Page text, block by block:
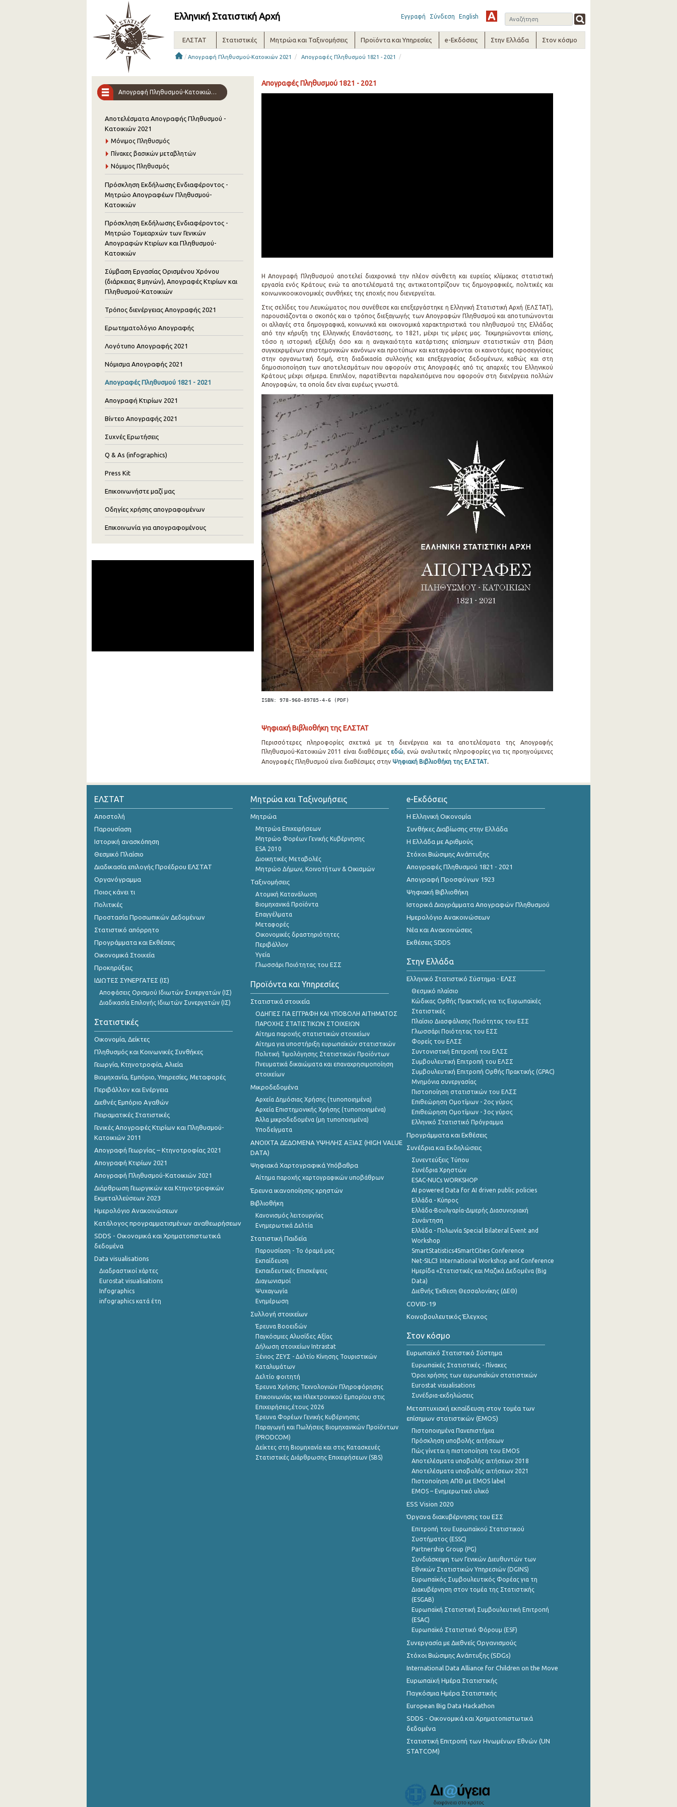
Ελληνική Στατιστική Αρχή Εγγραφή Σύνδεση English
ΕΛΣΤΑΤ Στατιστικές Μητρώα και Ταξινομήσεις Προϊόντα και Υπηρεσίες e-Εκδόσεις Στην Ελλάδα Στον κόσμο
/ Απογραφή Πληθυσμού-Κατοικιών 2021 / Απογραφές Πληθυσμού 1821 - 2021 /
Απογραφή Πληθυσμού-Κατοικιών 2021
Αποτελέσματα Απογραφής Πληθυσμού -
Κατοικιών 2021
Μόνιμος Πληθυσμός
Πίνακες βασικών μεταβλητών
Νόμιμος Πληθυσμός
Πρόσκληση Εκδήλωσης Ενδιαφέροντος -
Μητρώο Απογραφέων Πληθυσμού-
Κατοικιών
Πρόσκληση Εκδήλωσης Ενδιαφέροντος -
Μητρώο Τομεαρχών των Γενικών
Απογραφών Κτιρίων και Πληθυσμού-
Κατοικιών
Σύμβαση Εργασίας Ορισμένου Χρόνου
(διάρκειας 8 μηνών), Απογραφές Κτιρίων και
Πληθυσμού-Κατοικιών
Τρόπος διενέργειας Απογραφής 2021
Ερωτηματολόγιο Απογραφής
Λογότυπο Απογραφής 2021
Νόμισμα Απογραφής 2021
Απογραφές Πληθυσμού 1821 - 2021
Απογραφή Κτιρίων 2021
Βίντεο Απογραφής 2021
Συχνές Ερωτήσεις
Q & As (infographics)
Press Kit
Επικοινωνήστε μαζί μας
Οδηγίες χρήσης απογραφομένων
Επικοινωνία για απογραφομένους
Απογραφές Πληθυσμού 1821 - 2021
Η Απογραφή Πληθυσμού αποτελεί διαχρονικά την πλέον σύνθετη και ευρείας κλίμακας στατιστική
εργασία ενός Κράτους ενώ τα αποτελέσματά της αντικατοπτρίζουν τις δημογραφικές, πολιτικές και
κοινωνικοοικονομικές συνθήκες της εποχής που διενεργείται.
Στις σελίδες του Λευκώματος που συνέθεσε και επεξεργάστηκε η Ελληνική Στατιστική Αρχή (ΕΛΣΤΑΤ),
παρουσιάζονται ο σκοπός και ο τρόπος διεξαγωγής των Απογραφών Πληθυσμού και αποτυπώνονται
οι αλλαγές στα δημογραφικά, κοινωνικά και οικονομικά χαρακτηριστικά του πληθυσμού της Ελλάδας
από την κήρυξη της Ελληνικής Επανάστασης, το 1821, μέχρι τις μέρες μας. Τεκμηριώνονται επίσης,
τόσο η ιστορική εξέλιξη όσο και η αναγκαιότητα κατάρτισης επίσημων στατιστικών στη βάση
συγκεκριμένων επιστημονικών κανόνων και προτύπων και καταγράφονται οι καινοτόμες προσεγγίσεις
στην οργανωτική δομή, στη διαδικασία συλλογής και επεξεργασίας δεδομένων, καθώς και στη
δημοσιοποίηση των αποτελεσμάτων που αφορούν στις Απογραφές από τις απαρχές του Ελληνικού
Κράτους μέχρι σήμερα. Επιπλέον, παρατίθενται παραλειπόμενα που αφορούν στη διενέργεια πολλών
Απογραφών, τα οποία δεν είναι ευρέως γνωστά.
ISBN: 978-960-89785-4-6 (PDF)
Ψηφιακή Βιβλιοθήκη της ΕΛΣΤΑΤ
Περισσότερες πληροφορίες σχετικά με τη διενέργεια και τα αποτελέσματα της Απογραφής
Πληθυσμού-Κατοικιών 2011 είναι διαθέσιμες εδώ, ενώ αναλυτικές πληροφορίες για τις προηγούμενες
Απογραφές Πληθυσμού είναι διαθέσιμες στην Ψηφιακή Βιβλιοθήκη της ΕΛΣΤΑΤ.
ΕΛΣΤΑΤ
Αποστολή
Παρουσίαση
Ιστορική ανασκόπηση
Θεσμικό Πλαίσιο
Διαδικασία επιλογής Προέδρου ΕΛΣΤΑΤ
Οργανόγραμμα
Ποιος κάνει τι
Πολιτικές
Προστασία Προσωπικών Δεδομένων
Στατιστικό απόρρητο
Προγράμματα και Εκθέσεις
Οικονομικά Στοιχεία
Προκηρύξεις
ΙΔΙΩΤΕΣ ΣΥΝΕΡΓΑΤΕΣ (ΙΣ)
Αποφάσεις Ορισμού Ιδιωτών Συνεργατών (ΙΣ)
Διαδικασία Επιλογής Ιδιωτών Συνεργατών (ΙΣ)
Στατιστικές
Οικονομία, Δείκτες
Πληθυσμός και Κοινωνικές Συνθήκες
Γεωργία, Κτηνοτροφία, Αλιεία
Βιομηχανία, Εμπόριο, Υπηρεσίες, Μεταφορές
Περιβάλλον και Ενέργεια
Διεθνές Εμπόριο Αγαθών
Πειραματικές Στατιστικές
Γενικές Απογραφές Κτιρίων και Πληθυσμού-
Κατοικιών 2011
Απογραφή Γεωργίας – Κτηνοτροφίας 2021
Απογραφή Κτιρίων 2021
Απογραφή Πληθυσμού-Κατοικιών 2021
Διάρθρωση Γεωργικών και Κτηνοτροφικών
Εκμεταλλεύσεων 2023
Ημερολόγιο Ανακοινώσεων
Κατάλογος προγραμματισμένων αναθεωρήσεων
SDDS - Οικονομικά και Χρηματοπιστωτικά
δεδομένα
Data visualisations
Διαδραστικοί χάρτες
Eurostat visualisations
Infographics
infographics κατά έτη
Μητρώα και Ταξινομήσεις
Μητρώα
Μητρώα Επιχειρήσεων
Μητρώο Φορέων Γενικής Κυβέρνησης
ESA 2010
Διοικητικές Μεταβολές
Μητρώο Δήμων, Κοινοτήτων & Οικισμών
Ταξινομήσεις
Ατομική Κατανάλωση
Βιομηχανικά Προϊόντα
Επαγγέλματα
Μεταφορές
Οικονομικές δραστηριότητες
Περιβάλλον
Υγεία
Γλωσσάρι Ποιότητας του ΕΣΣ
Προϊόντα και Υπηρεσίες
Στατιστικά στοιχεία
ΟΔΗΓΙΕΣ ΓΙΑ ΕΓΓΡΑΦΗ ΚΑΙ ΥΠΟΒΟΛΗ ΑΙΤΗΜΑΤΟΣ
ΠΑΡΟΧΗΣ ΣΤΑΤΙΣΤΙΚΩΝ ΣΤΟΙΧΕΙΩΝ
Αίτημα παροχής στατιστικών στοιχείων
Αίτημα για υποστήριξη ευρωπαϊκών στατιστικών
Πολιτική Τιμολόγησης Στατιστικών Προϊόντων
Πνευματικά δικαιώματα και επαναχρησιμοποίηση
στοιχείων
Μικροδεδομένα
Αρχεία Δημόσιας Χρήσης (τυποποιημένα)
Αρχεία Επιστημονικής Χρήσης (τυποποιημένα)
Άλλα μικροδεδομένα (μη τυποποιημένα)
Υποδείγματα
ANOIXTA ΔΕΔΟΜΕΝΑ ΥΨΗΛΗΣ ΑΞΙΑΣ (HIGH VALUE
DATA)
Ψηφιακά Χαρτογραφικά Υπόβαθρα
Αίτημα παροχής χαρτογραφικών υποβάθρων
Έρευνα ικανοποίησης χρηστών
Βιβλιοθήκη
Κανονισμός λειτουργίας
Ενημερωτικά Δελτία
Στατιστική Παιδεία
Παρουσίαση - Το όραμά μας
Εκπαίδευση
Εκπαιδευτικές Επισκέψεις
Διαγωνισμοί
Ψυχαγωγία
Ενημέρωση
Συλλογή στοιχείων
Έρευνα Βοοειδών
Παγκόσμιες Αλυσίδες Αξίας
Δήλωση στοιχείων Intrastat
Ξένιος ΖΕΥΣ - Δελτίο Κίνησης Τουριστικών
Καταλυμάτων
Δελτίο φοιτητή
Έρευνα Χρήσης Τεχνολογιών Πληροφόρησης
Επικοινωνίας και Ηλεκτρονικού Εμπορίου στις
Επιχειρήσεις,έτους 2026
Έρευνα Φορέων Γενικής Κυβέρνησης
Παραγωγή και Πωλήσεις Βιομηχανικών Προϊόντων
(PRODCOM)
Δείκτες στη Βιομηχανία και στις Κατασκευές
Στατιστικές Διάρθρωσης Επιχειρήσεων (SBS)
e-Εκδόσεις
Η Ελληνική Οικονομία
Συνθήκες Διαβίωσης στην Ελλάδα
Η Ελλάδα με Αριθμούς
Στόχοι Βιώσιμης Ανάπτυξης
Απογραφές Πληθυσμού 1821 - 2021
Απογραφή Προσφύγων 1923
Ψηφιακή Βιβλιοθήκη
Ιστορικά Διαγράμματα Απογραφών Πληθυσμού
Ημερολόγιο Ανακοινώσεων
Νέα και Ανακοινώσεις
Εκθέσεις SDDS
Στην Ελλάδα
Ελληνικό Στατιστικό Σύστημα - ΕΛΣΣ
Θεσμικό πλαίσιο
Κώδικας Ορθής Πρακτικής για τις Ευρωπαϊκές
Στατιστικές
Πλαίσιο Διασφάλισης Ποιότητας του ΕΣΣ
Γλωσσάρι Ποιότητας του ΕΣΣ
Φορείς του ΕΛΣΣ
Συντονιστική Επιτροπή του ΕΛΣΣ
Συμβουλευτική Επιτροπή του ΕΛΣΣ
Συμβουλευτική Επιτροπή Ορθής Πρακτικής (GPAC)
Μνημόνια συνεργασίας
Πιστοποίηση στατιστικών του ΕΛΣΣ
Επιθεώρηση Ομοτίμων - 2ος γύρος
Επιθεώρηση Ομοτίμων - 3ος γύρος
Ελληνικό Στατιστικό Πρόγραμμα
Προγράμματα και Εκθέσεις
Συνέδρια και Εκδηλώσεις
Συνεντεύξεις Τύπου
Συνέδρια Χρηστών
ESAC-NUCs WORKSHOP
AI powered Data for AI driven public policies
Ελλάδα - Κύπρος
Ελλάδα-Βουλγαρία-Διμερής Διασυνοριακή
Συνάντηση
Ελλάδα - Πολωνία Special Bilateral Event and
Workshop
SmartStatistics4SmartCities Conference
Net-SILC3 International Workshop and Conference
Ημερίδα «Στατιστικές και Μαζικά Δεδομένα (Big
Data)
Διεθνής Έκθεση Θεσσαλονίκης (ΔΕΘ)
COVID-19
Κοινοβουλευτικός Έλεγχος
Στον κόσμο
Ευρωπαϊκό Στατιστικό Σύστημα
Ευρωπαϊκές Στατιστικές - Πίνακες
Όροι χρήσης των ευρωπαΪκών στατιστικών
Eurostat visualisations
Συνέδρια-εκδηλώσεις
Μεταπτυχιακή εκπαίδευση στον τομέα των
επίσημων στατιστικών (EMOS)
Πιστοποιημένα Πανεπιστήμια
Πρόσκληση υποβολής αιτήσεων
Πώς γίνεται η πιστοποίηση του EMOS
Αποτελέσματα υποβολής αιτήσεων 2018
Αποτελέσματα υποβολής αιτήσεων 2021
Πιστοποίηση ΑΠΘ με EMOS label
EMOS – Ενημερωτικό υλικό
ESS Vision 2020
Όργανα διακυβέρνησης του ΕΣΣ
Επιτροπή του Ευρωπαϊκού Στατιστικού
Συστήματος (ESSC)
Partnership Group (PG)
Συνδιάσκεψη των Γενικών Διευθυντών των
Εθνικών Στατιστικών Υπηρεσιών (DGINS)
Ευρωπαϊκός Συμβουλευτικός Φορέας για τη
Διακυβέρνηση στον τομέα της Στατιστικής
(ESGAB)
Ευρωπαϊκή Στατιστική Συμβουλευτική Επιτροπή
(ESAC)
Ευρωπαϊκό Στατιστικό Φόρουμ (ESF)
Συνεργασία με Διεθνείς Οργανισμούς
Στόχοι Βιώσιμης Ανάπτυξης (SDGs)
International Data Alliance for Children on the Move
Ευρωπαϊκή Ημέρα Στατιστικής
Παγκόσμια Ημέρα Στατιστικής
European Big Data Hackathon
SDDS - Οικονομικά και Χρηματοπιστωτικά
δεδομένα
Στατιστική Επιτροπή των Ηνωμένων Εθνών (UN
STATCOM)